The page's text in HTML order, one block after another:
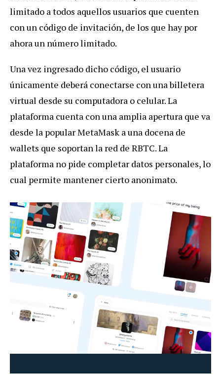
limitado a todos aquellos usuarios que cuenten
con un código de invitación, de los que hay por
ahora un número limitado.
Una vez ingresado dicho código, el usuario
únicamente deberá conectarse con una billetera
virtual desde su computadora o celular. La
plataforma cuenta con una amplia apertura que va
desde la popular MetaMask a una docena de
wallets que soportan la red de RBTC. La
plataforma no pide completar datos personales, lo
cual permite mantener cierto anonimato.